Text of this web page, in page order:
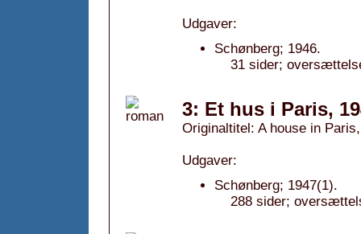
Udgaver:
Schønberg; 1946.
31 sider;
3: Et hus i Paris,
Originaltitel: A house in
Udgaver:
Schønberg; 1947(1).
288 sider;